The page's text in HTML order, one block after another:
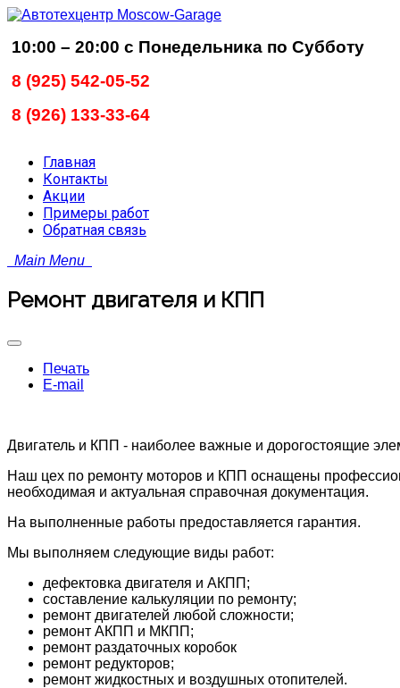
10:00 – 20:00 с Понедельника по Субботу
8 (925) 542-05-52
8 (926) 133-33-64
Главная
Контакты
Акции
Примеры работ
Обратная связь
Main Menu
Ремонт двигателя и КПП
Печать
E-mail
Двигатель и КПП - наиболее важные и дорогостоящие
Наш цех по ремонту моторов и КПП оснащены
необходимая и актуальная справочная документация.
На выполненные работы предоставляется гарантия.
Мы выполняем следующие виды работ:
дефектовка двигателя и АКПП;
составление калькуляции по ремонту;
ремонт двигателей любой сложности;
ремонт АКПП и МКПП;
ремонт раздаточных коробок
ремонт редукторов;
ремонт жидкостных и воздушных отопителей.